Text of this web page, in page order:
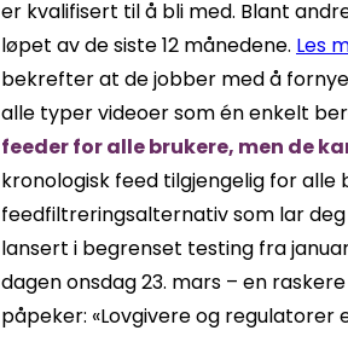
er kvalifisert til å bli med. Blant
løpet av de siste 12 månedene. Les
bekrefter at de jobber med å
alle typer videoer som én enkelt
feeder for alle brukere, men de
kronologisk feed tilgjengelig for
feedfiltreringsalternativ som lar
lansert i begrenset testing fra
dagen onsdag 23. mars – en
påpeker: «Lovgivere og